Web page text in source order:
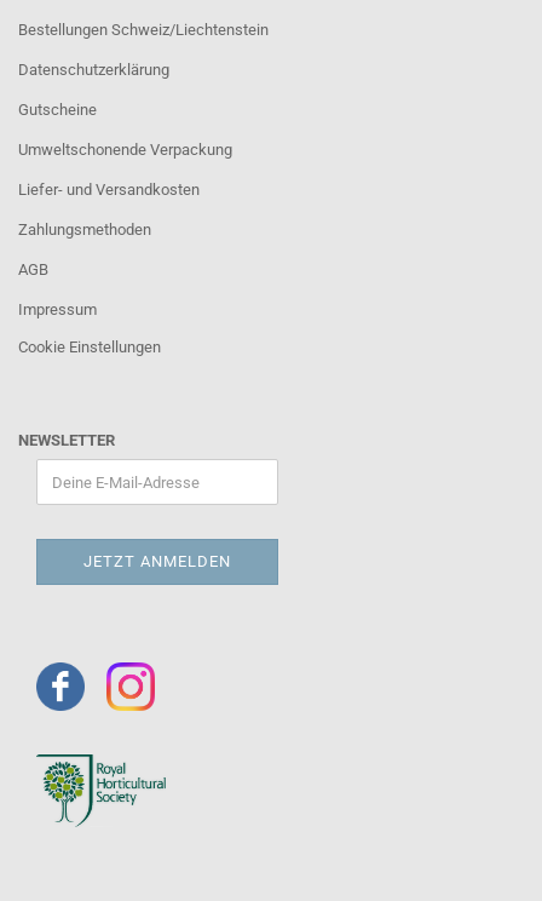
Bestellungen Schweiz/Liechtenstein
Datenschutzerklärung
Gutscheine
Umweltschonende Verpackung
Liefer- und Versandkosten
Zahlungsmethoden
AGB
Impressum
Cookie Einstellungen
NEWSLETTER